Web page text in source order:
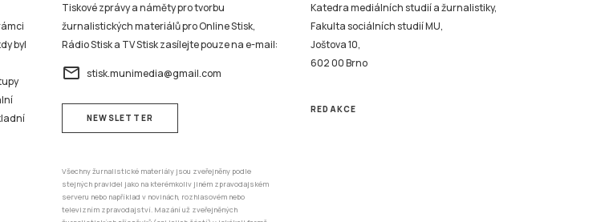
byl
Tiskové zprávy a náměty pro tvorbu
žurnalistických materiálů pro Online Stisk,
Rádio Stisk a TV Stisk zasílejte pouze na e-mail:
email stisk.munimedia@gmail.com
NEWSLETTER
Všechny žurnalistické materiály jsou zveřejněny podle
stejných pravidel jako na kterémkoliv jiném zpravodajském
serveru nebo například v novinách, rozhlasovém nebo
televizním zpravodajství. Mazání už zveřejněných
Katedra mediálních studií a žurnalistiky,
Fakulta sociálních studií MU,
Joštova 10,
602 00 Brno
REDAKCE